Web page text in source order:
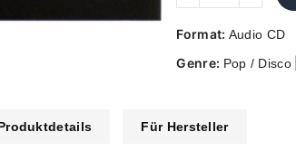
Format: Audio CD
Genre: Pop / Disco|
Für Hersteller